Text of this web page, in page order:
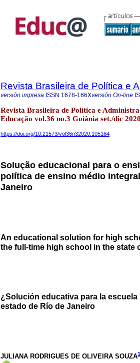
Revista Brasileira de Política e
versión impresa ISSN 1678-166Xversión On-line
Revista Brasileira de Política e
Educação vol.36 no.3 Goiânia set./dic
https://doi.org/10.21573/vol36n32020.105164
Solução educacional para o
política de ensino médio
Janeiro
An educational solution for high
the full-time high school in the state
¿Solución educativa para la
estado de Río de Janeiro
JULIANA RODRIGUES DE OLIVEIRA SOUZA1